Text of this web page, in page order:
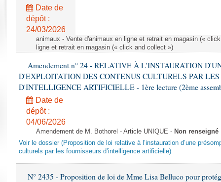
Rapports législatifs
Rapports sur l'application des lois
Baromètre de l’application des lois
Dossiers législatifs
Budget et sécurité sociale
Questions écrites et orales
Comptes rendus des débats
Date de
dépôt :
24/03/2026
animaux - Vente d'animaux en ligne et retrait en magasin («
ligne et retrait en magasin (« click and collect »)
Amendement n° 24 - RELATIVE À L'INSTAURATION
D'EXPLOITATION DES CONTENUS CULTURELS PAR LES
D'INTELLIGENCE ARTIFICIELLE - 1ère lecture (2ème
Date de
dépôt :
04/06/2026
Amendement de M. Bothorel - Article UNIQUE - Non renseigné
Voir le dossier (Proposition de loi relative à l’instauration d’une
culturels par les fournisseurs d’intelligence artificielle)
N° 2435 - Proposition de loi de Mme Lisa Belluco pour